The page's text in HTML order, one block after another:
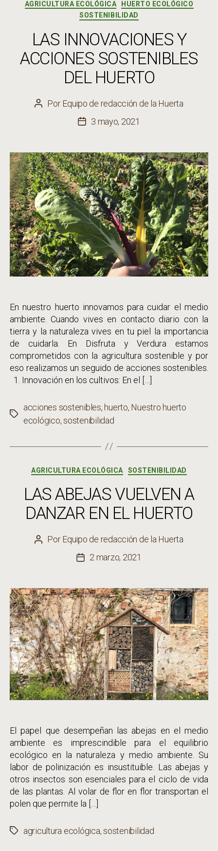
AGRICULTURA ECOLÓGICA
HUERTO ECOLÓGICO
SOSTENIBILIDAD
LAS INNOVACIONES Y
ACCIONES SOSTENIBLES
DEL HUERTO
Autor
PorEquipo de redacción de la Huerta
Fecha
entrada
3 mayo, 2021
En nuestro huerto innovamos para cuidar el medio
ambiente. Cuando vives en contacto diario con la
tierra y la naturaleza vives en tu piel la importancia
de cuidarla. En Disfruta y Verdura estamos
comprometidos con la agricultura sostenible y por
eso realizamos un seguido de acciones sostenibles.
1. Innovación en los cultivos: En el […]
Etiquetas
acciones sostenibles,huerto, Nuestro huerto
ecológico,sostenibilidad
Categorías
AGRICULTURA ECOLÓGICA SOSTENIBILIDAD
LAS ABEJAS VUELVEN A
DANZAR EN EL HUERTO
Autor
PorEquipo de redacción de la Huerta
Fecha
entrada
2 marzo, 2021
El papel que desempeñan las abejas en el medio
ambiente es imprescindible para el equilibrio
ecológico en la naturaleza y medio ambiente. Su
labor de polinización es insustituible. Las abejas y
otros insectos son esenciales para el ciclo de vida
de las plantas. Al volar de flor en flor transportan el
polen que permite la […]
Etiquetas
agricultura ecológica,sostenibilidad